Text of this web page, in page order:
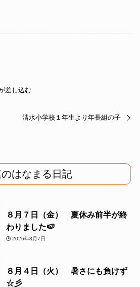
差し込む
清水小学校１年生より年長組の子
のはなまる日記
８月７日（金） 夏休み前半が終
わりました🍉
2026年8月7日
８月４日（火） 暑さにも負けず
☆彡